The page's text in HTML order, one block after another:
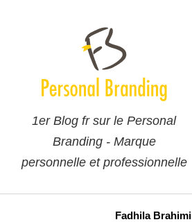
1er Blog fr sur le Personal
Branding - Marque
personnelle et professionnelle
Fadhila Brahimi